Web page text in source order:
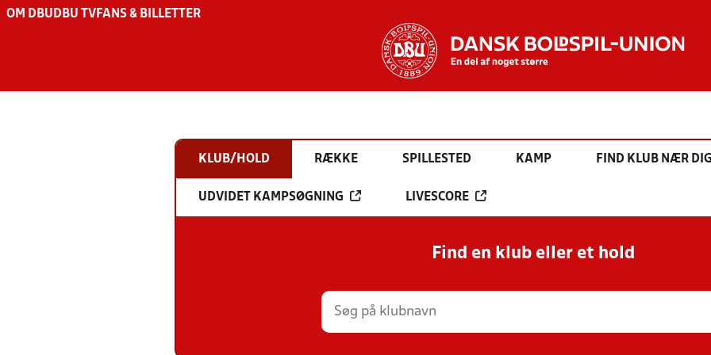
OM DBU DBU TV FANS & BILLETTER
KLUB/HOLD RÆKKE SPILLESTED KAMP FIND KLUB NÆR
UDVIDET KAMPSØGNING LIVESCORE
Find en klub eller et hold